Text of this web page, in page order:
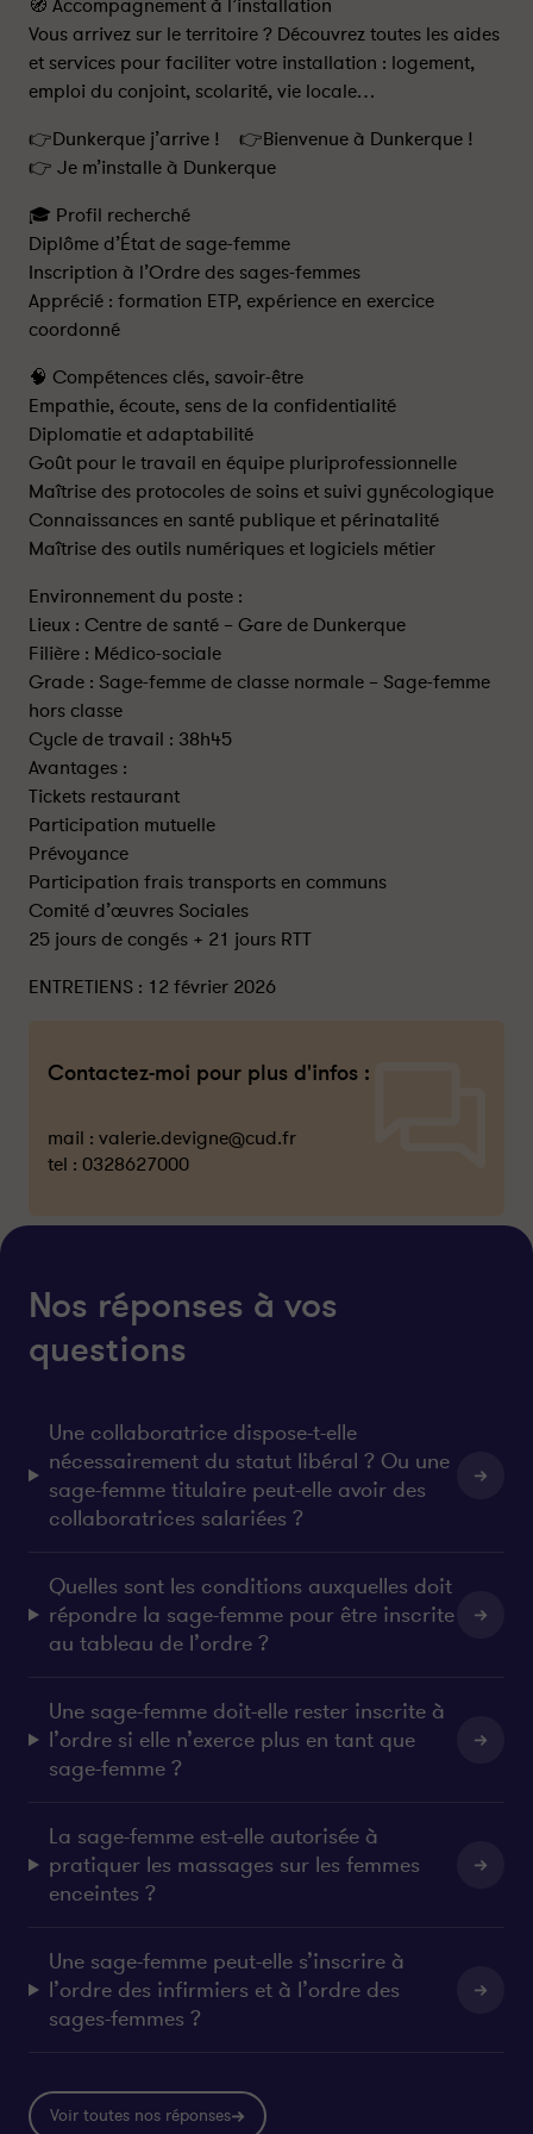
🧭 Accompagnement à l’installation
Vous arrivez sur le territoire ? Découvrez toutes les aides
et services pour faciliter votre installation : logement,
emploi du conjoint, scolarité, vie locale…
👉Dunkerque j’arrive ! 👉Bienvenue à Dunkerque !
👉 Je m’installe à Dunkerque
🎓 Profil recherché
Diplôme d’État de sage-femme
Inscription à l’Ordre des sages-femmes
Apprécié : formation ETP, expérience en exercice
coordonné
🧠 Compétences clés, savoir-être
Empathie, écoute, sens de la confidentialité
Diplomatie et adaptabilité
Goût pour le travail en équipe pluriprofessionnelle
Maîtrise des protocoles de soins et suivi gynécologique
Connaissances en santé publique et périnatalité
Maîtrise des outils numériques et logiciels métier
Environnement du poste :
Lieux : Centre de santé – Gare de Dunkerque
Filière : Médico-sociale
Grade : Sage-femme de classe normale – Sage-femme
hors classe
Cycle de travail : 38h45
Avantages :
Tickets restaurant
Participation mutuelle
Prévoyance
Participation frais transports en communs
Comité d’œuvres Sociales
25 jours de congés + 21 jours RTT
ENTRETIENS : 12 février 2026
Contactez-moi pour plus d'infos :
mail : valerie.devigne@cud.fr
tel : 0328627000
Nos réponses à vos
questions
Voir toutes nos réponses
Une collaboratrice dispose-t-elle
nécessairement du statut libéral ? Ou une
sage-femme titulaire peut-elle avoir des
collaboratrices salariées ?
Quelles sont les conditions auxquelles doit
répondre la sage-femme pour être inscrite
au tableau de l’ordre ?
Une sage-femme doit-elle rester inscrite à
l’ordre si elle n’exerce plus en tant que
sage-femme ?
La sage-femme est-elle autorisée à
pratiquer les massages sur les femmes
enceintes ?
Une sage-femme peut-elle s’inscrire à
l’ordre des infirmiers et à l’ordre des
sages-femmes ?